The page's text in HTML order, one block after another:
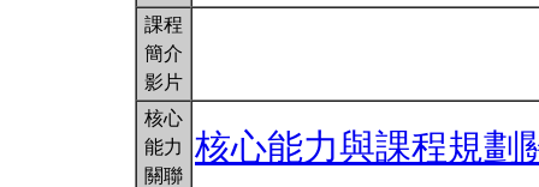
課程
簡介
影片
核心
能力
關聯
核心能力與課程規劃